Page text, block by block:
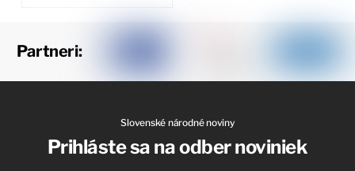
Partneri:
Slovenské národné noviny
Prihláste sa na odber noviniek